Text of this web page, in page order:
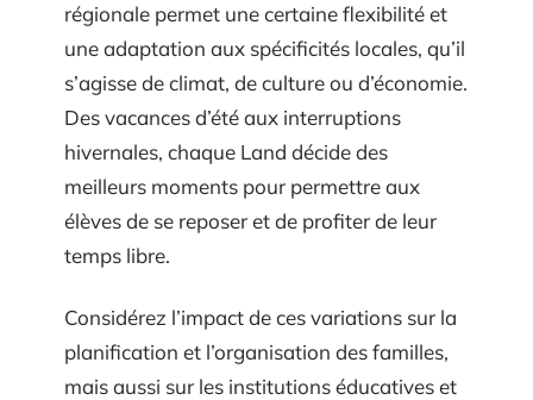
régionale permet une certaine flexibilité et
une adaptation aux spécificités locales, qu’il
s’agisse de climat, de culture ou d’économie.
Des vacances d’été aux interruptions
hivernales, chaque Land décide des
meilleurs moments pour permettre aux
élèves de se reposer et de profiter de leur
temps libre.
Considérez l’impact de ces variations sur la
planification et l’organisation des familles,
mais aussi sur les institutions éducatives et